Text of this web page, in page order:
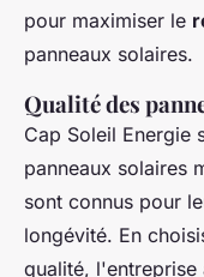
pour maximiser le
panneaux solaires.
Qualité des
Cap Soleil Energie
panneaux solaires
sont connus pour
longévité. En
qualité, l'entreprise